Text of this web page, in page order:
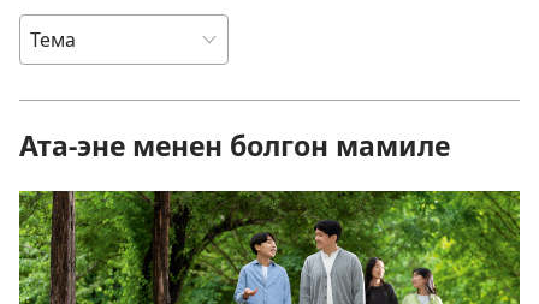
Ата-эне менен болгон мамиле